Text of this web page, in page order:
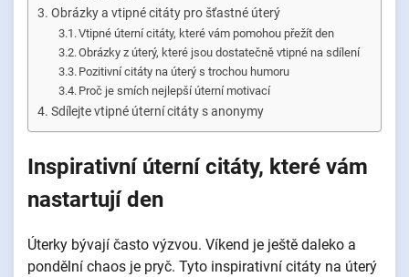
Obrázky a vtipné citáty pro šťastné úterý
Vtipné úterní citáty, které vám pomohou přežít den
Obrázky z úterý, které jsou dostatečně vtipné na sdílení
Pozitivní citáty na úterý s trochou humoru
Proč je smích nejlepší úterní motivací
Sdílejte vtipné úterní citáty s anonymy
Inspirativní úterní citáty, které vám
nastartují den
Úterky bývají často výzvou. Víkend je ještě daleko a
pondělní chaos je pryč. Tyto inspirativní citáty na úterý